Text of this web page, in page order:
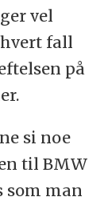
vel
fall
på
si noe
til BMW
man